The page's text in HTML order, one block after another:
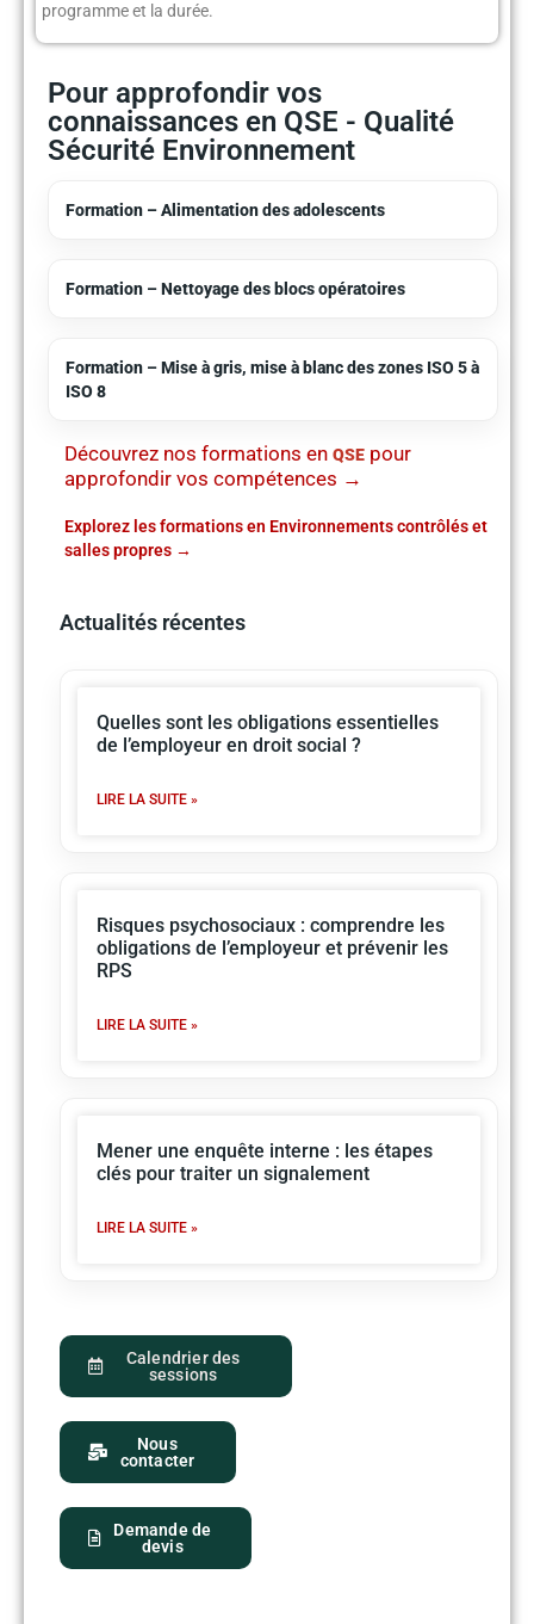
Pour approfondir vos
connaissances en QSE - Qualité
Sécurité Environnement
Formation – Alimentation des adolescents
Formation – Nettoyage des blocs opératoires
Formation – Mise à gris, mise à blanc des zones ISO 5 à
ISO 8
Découvrez nos formations en QSE pour
approfondir vos compétences →
Explorez les formations en Environnements contrôlés et
salles propres
Actualités récentes
Quelles sont les obligations essentielles
de l’employeur en droit social ?
LIRE LA SUITE »
Risques psychosociaux : comprendre les
obligations de l’employeur et prévenir les
RPS
LIRE LA SUITE »
Mener une enquête interne : les étapes
clés pour traiter un signalement
LIRE LA SUITE »
Demande de
devis
Calendrier des
sessions
Nous
contacter
programme et la durée.